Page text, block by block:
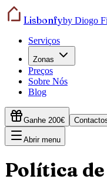
Lisbonfyby Diogo
Serviços
Zonas
Preços
Sobre Nós
Blog
Ganhe 200€
Abrir menu
Política